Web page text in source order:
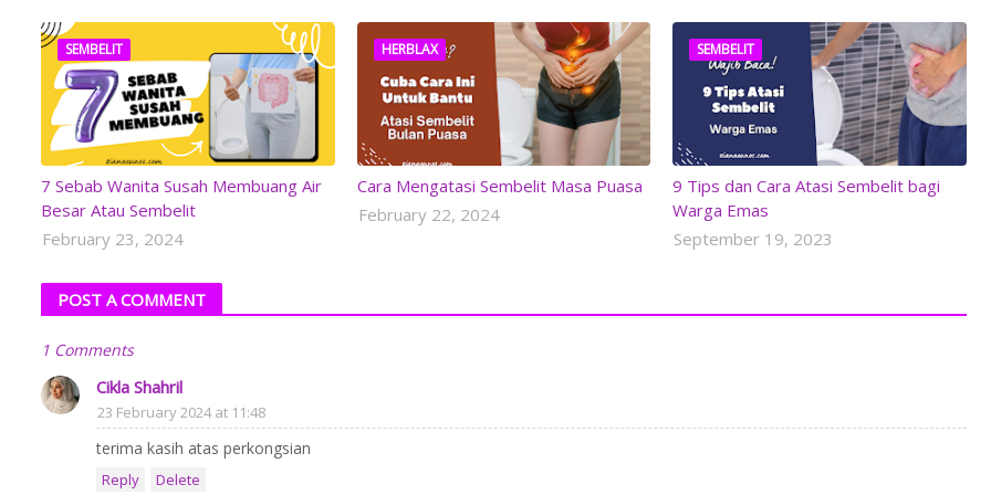
SEMBELIT
7 Sebab Wanita Susah Membuang Air
Besar Atau Sembelit
February 23, 2024
HERBLAX
Cara Mengatasi Sembelit Masa Puasa
February 22, 2024
SEMBELIT
9 Tips dan Cara Atasi Sembelit bagi
Warga Emas
September 19, 2023
POST A COMMENT
1 Comments
Cikla Shahril
23 February 2024 at 11:48
terima kasih atas perkongsian
Reply Delete